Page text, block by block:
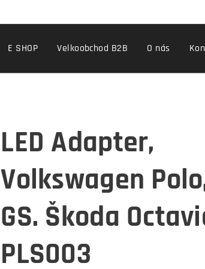
E SHOP Velkoobchod B2B O nás
LED Adapter,
Volkswagen
GS. Škoda
PLS003